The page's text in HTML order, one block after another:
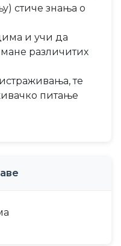
стиче знања о
и учи да
различитих
те
питање